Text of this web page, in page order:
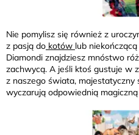
Nie pomylisz się również z
z pasją do kotów lub
Diamondi znajdziesz mnóstwo
zachwycą. A jeśli ktoś gustuje w
z naszego świata, majestatyczny
wyczarują odpowiednią